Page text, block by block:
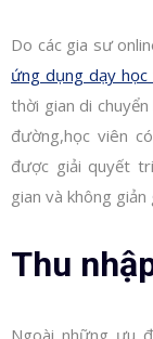
Do các gia sư
ứng dụng dạy
thời gian di
đường,học viên
được giải quyết
gian và không giản
Thu
Ngoài những ưu